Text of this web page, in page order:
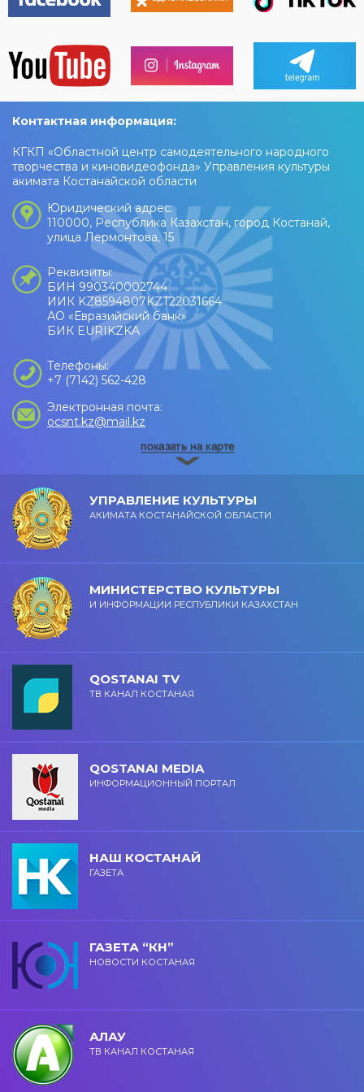
Контактная информация:
КГКП «Областной центр самодеятельного народного
творчества и киновидеофонда» Управления культуры
акимата Костанайской области
Юридический адрес:
110000, Республика Казахстан, город Костанай,
улица Лермонтова, 15
Реквизиты:
БИН 990340002744
ИИК KZ8594807KZT22031664
АО «Евразийский банк»
БИК EURIKZKA
Телефоны:
+7 (7142) 562-428
Электронная почта:
ocsnt.kz@mail.kz
УПРАВЛЕНИЕ КУЛЬТУРЫ
АКИМАТА КОСТАНАЙСКОЙ ОБЛАСТИ
МИНИСТЕРСТВО КУЛЬТУРЫ
И ИНФОРМАЦИИ РЕСПУБЛИКИ КАЗАХСТАН
QOSTANAI TV
ТВ КАНАЛ КОСТАНАЯ
QOSTANAI MEDIA
ИНФОРМАЦИОННЫЙ ПОРТАЛ
НАШ КОСТАНАЙ
ГАЗЕТА
ГАЗЕТА “КН”
НОВОСТИ КОСТАНАЯ
АЛАУ
ТВ КАНАЛ КОСТАНАЯ